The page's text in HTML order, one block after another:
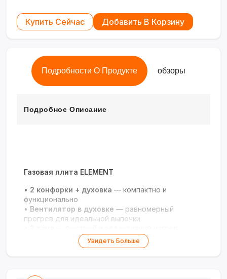
Купить Сейчас Добавить В Корзину
Подробности О Продукте обзоры
Подробное Описание
Газовая плита ELEMENT
• 2 конфорки + духовка — компактно и
функционально
• Вентилятор в духовке — равномерный
прогрев для идеальной выпечки
Гарантия 3 года— надёжность и уверенность
Увидеть Больше